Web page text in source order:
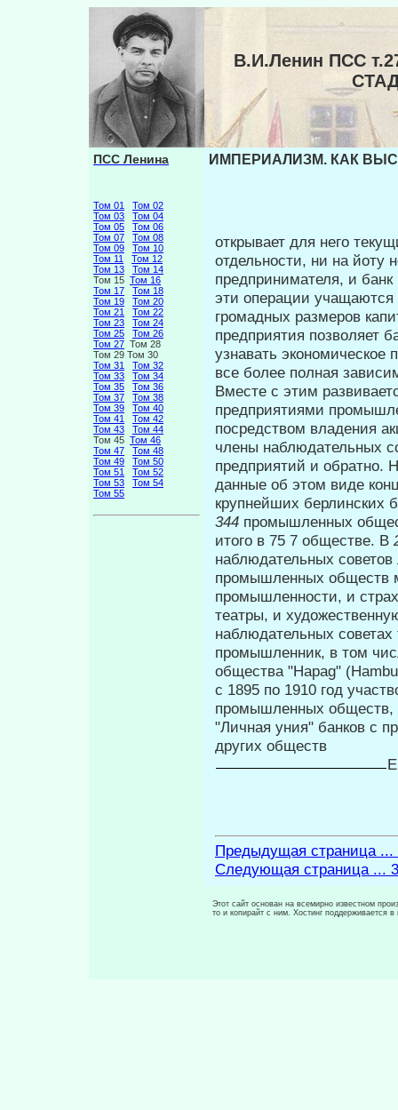
В.И.Ленин ПСС
ПСС Ленина
Том 01
Том 02
Том 03
Том 04
Том 05
Том 06
Том 07
Том 08
Том 09
Том 10
Том 11
Том 12
Том 13
Том 14
Том 15 Том 16
Том 17
Том 18
Том 19
Том 20
Том 21
Том 22
Том 23
Том 24
Том 25
Том 26
Том 27 Том 28
Том 29 Том 30
Том 31
Том 32
Том 33
Том 34
Том 35
Том 36
Том 37
Том 38
Том 39
Том 40
Том 41
Том 42
Том 43
Том 44
Том 45 Том 46
Том 47
Том 48
Том 49
Том 50
Том 51
Том 52
Том 53
Том 54
Том 55
ИМПЕРИАЛИЗМ. КАК
открывает для него
отдельности, ни на йоту
предпринимателя, и
эти операции учащаются
громадных размеров
предприятия позволяет
узнавать экономическое
все бо­лее полная
Вместе с этим
пред­приятиями
посредством владения
члены наблюдательных
предприятий и обратно.
данные об этом виде
крупнейших берлинских
344 промышленных
итого в 75 7 обществе. В
наблюдательных
промышленных обществ
промышленности, и
театры, и
наблюдательных
промышленник, в том
общества "Hapag"
с 1895 по 1910 год
промышленных обществ,
"Личная уния" банков с
дру­гих обществ
Предыдущая страница ...
Следующая страница ...
Этот сайт основан на всемирно известном
то и копирайт с ним. Хостинг поддерживается